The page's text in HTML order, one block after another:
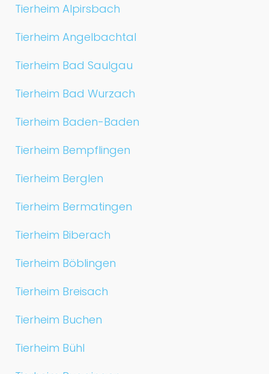
Tierheim Alpirsbach
Tierheim Angelbachtal
Tierheim Bad Saulgau
Tierheim Bad Wurzach
Tierheim Baden-Baden
Tierheim Bempflingen
Tierheim Berglen
Tierheim Bermatingen
Tierheim Biberach
Tierheim Böblingen
Tierheim Breisach
Tierheim Buchen
Tierheim Bühl